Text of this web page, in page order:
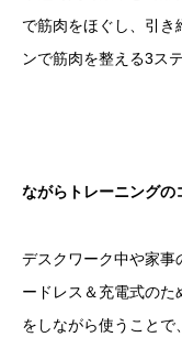
で筋肉をほぐし、引き
ンで筋肉を整える3ス
ながらトレーニングの
デスクワーク中や家事
ードレス＆充電式の
をしながら使うことで